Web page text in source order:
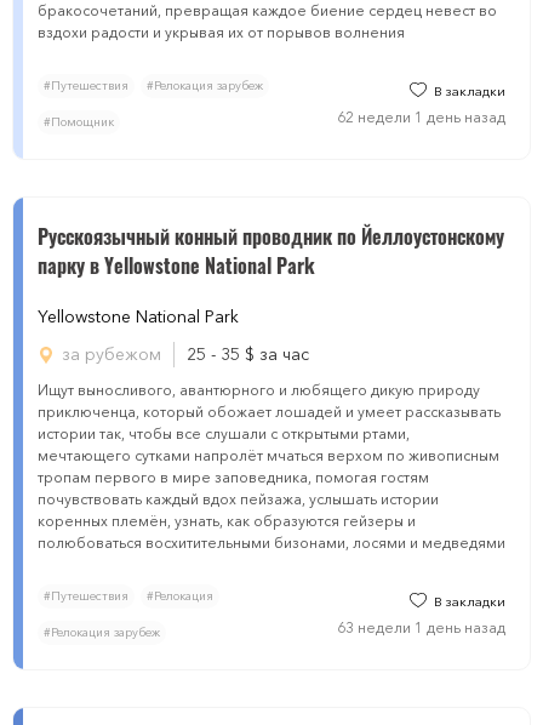
бракосочетаний, превращая каждое биение сердец невест во
вздохи радости и укрывая их от порывов волнения
#Путешествия #Релокация зарубеж
#Помощник
В закладки
62 недели 1 день назад
Русскоязычный конный проводник по Йеллоустонскому
парку в Yellowstone Nаtional Pаrk
Yellowstone Nаtional Pаrk
за рубежом
25 - 35 $ за час
Ищут выносливого, авантюрного и любящего дикую природу
приключенца, который обожает лошадей и умеет рассказывать
истории так, чтобы все слушали с открытыми ртами,
мечтающего сутками напролёт мчаться верхом по живописным
тропам первого в мире заповедника, помогая гостям
почувствовать каждый вдох пейзажа, услышать истории
коренных племён, узнать, как образуются гейзеры и
полюбоваться восхитительными бизонами, лосями и медведями
#Путешествия #Релокация
#Релокация зарубеж
В закладки
63 недели 1 день назад